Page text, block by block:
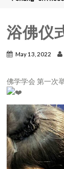
浴佛仪
May 13, 2022
佛学学会 第一次